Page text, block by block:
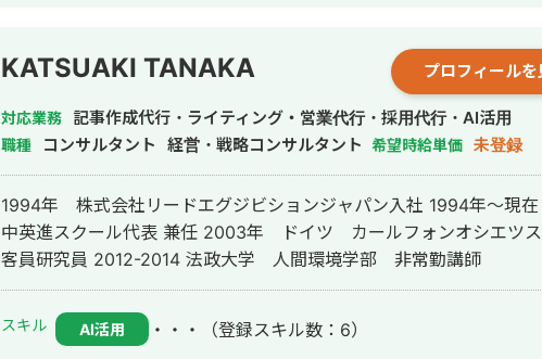
KATSUAKI TANAKA プロフィールを
対応業務 記事作成代行・ライティング・営業代行・採用代行・AI活用
職種 コンサルタント 経営・戦略コンサルタント 希望時給単価 未登録
1994年 株式会社リードエグジビションジャパン入社 1994年〜
中英進スクール代表 兼任 2003年 ドイツ カールフォンオシエツスキー大学
客員研究員 2012-2014 法政大学 人間環境学部 非常勤講師
スキル AI活用 ・・・ （登録スキル数：6）